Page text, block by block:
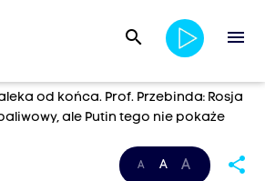
search menu
od końca. Prof. Przebinda: Rosja
ale Putin tego nie pokaże
A A A share